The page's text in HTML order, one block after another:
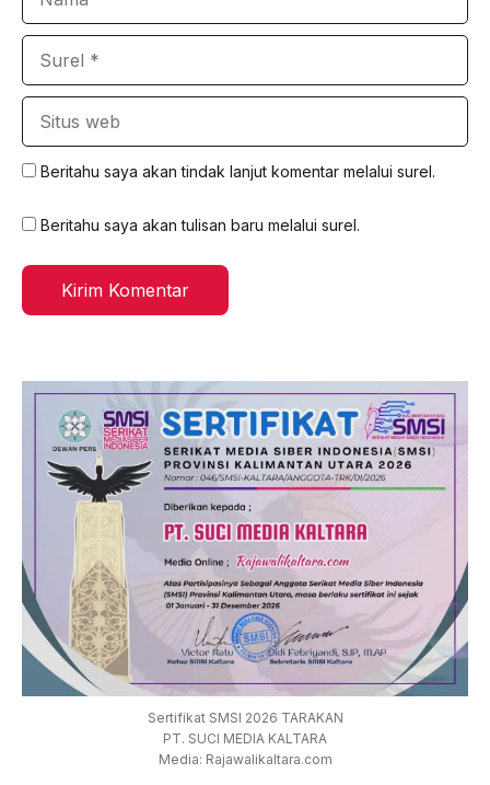
Beritahu saya akan tindak lanjut komentar melalui surel.
Beritahu saya akan tulisan baru melalui surel.
Sertifikat SMSI 2026 TARAKAN
PT. SUCI MEDIA KALTARA
Media: Rajawalikaltara.com